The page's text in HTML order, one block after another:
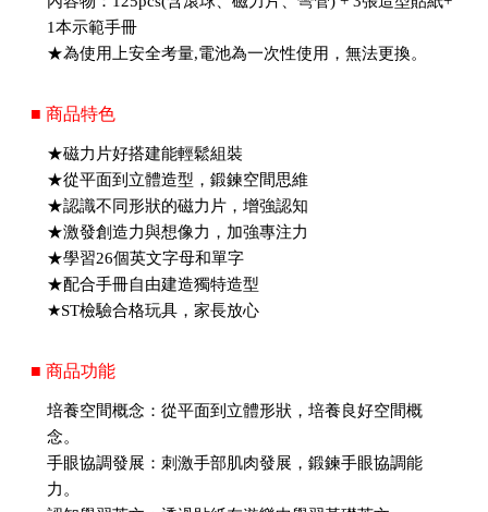
1本示範手冊
★為使用上安全考量,電池為一次性使用，無法更換。
■ 商品特色
★磁力片好搭建能輕鬆組裝
★從平面到立體造型，鍛鍊空間思維
★認識不同形狀的磁力片，增強認知
★激發創造力與想像力，加強專注力
★學習26個英文字母和單字
★配合手冊自由建造獨特造型
★ST檢驗合格玩具，家長放心
■ 商品功能
培養空間概念：從平面到立體形狀，培養良好空間概
念。
手眼協調發展：刺激手部肌肉發展，鍛鍊手眼協調能
力。